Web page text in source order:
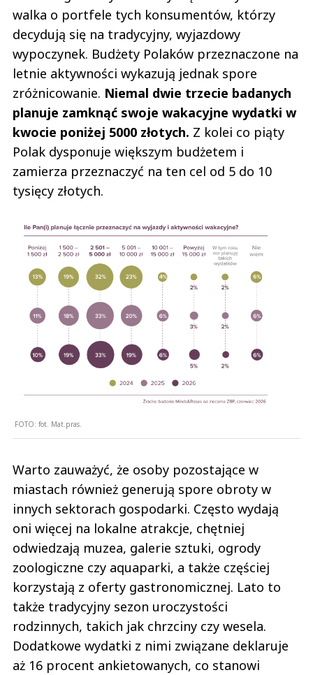
walka o portfele tych konsumentów, którzy
decydują się na tradycyjny, wyjazdowy
wypoczynek. Budżety Polaków przeznaczone na
letnie aktywności wykazują jednak spore
zróżnicowanie. Niemal dwie trzecie badanych
planuje zamknąć swoje wakacyjne wydatki w
kwocie poniżej 5000 złotych. Z kolei co piąty
Polak dysponuje większym budżetem i
zamierza przeznaczyć na ten cel od 5 do 10
tysięcy złotych.
FOTO: fot. Mat.pras.
Warto zauważyć, że osoby pozostające w
miastach również generują spore obroty w
innych sektorach gospodarki. Często wydają
oni więcej na lokalne atrakcje, chętniej
odwiedzają muzea, galerie sztuki, ogrody
zoologiczne czy aquaparki, a także częściej
korzystają z oferty gastronomicznej. Lato to
także tradycyjny sezon uroczystości
rodzinnych, takich jak chrzciny czy wesela.
Dodatkowe wydatki z nimi związane deklaruje
aż 16 procent ankietowanych, co stanowi